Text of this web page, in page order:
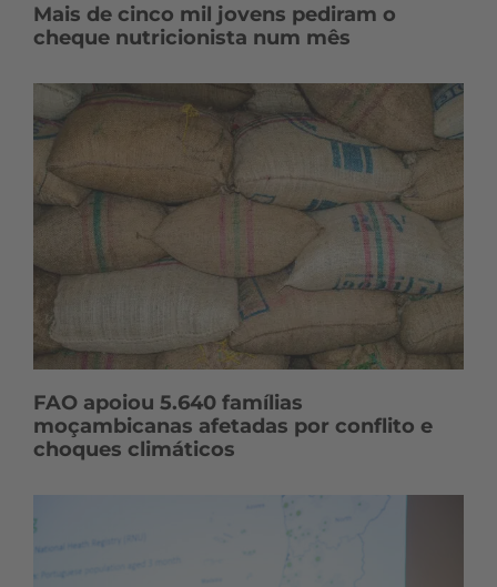
Mais de cinco mil jovens pediram o
cheque nutricionista num mês
FAO apoiou 5.640 famílias
moçambicanas afetadas por conflito e
choques climáticos